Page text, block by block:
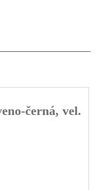
černá, vel.